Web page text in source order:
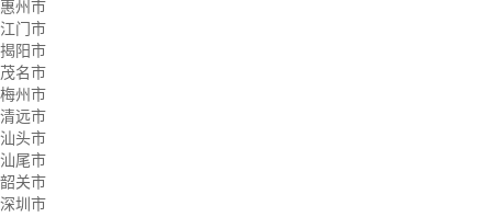
惠州市
江门市
揭阳市
茂名市
梅州市
清远市
汕头市
汕尾市
韶关市
深圳市